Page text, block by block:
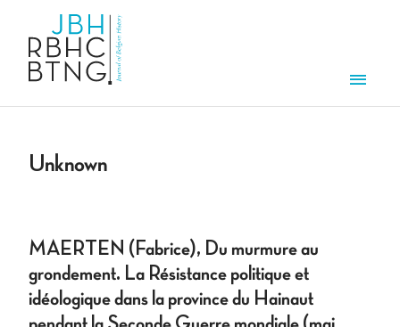
Unknown
MAERTEN (Fabrice), Du murmure au
grondement. La Résistance politique et
idéologique dans la province du Hainaut